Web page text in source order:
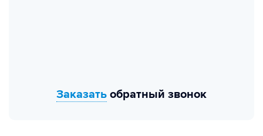
Заказать обратный звонок